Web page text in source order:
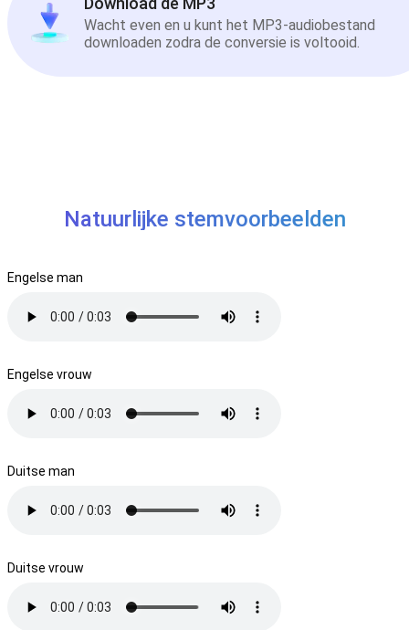
Wacht even en u kunt het MP3-audiobestand
downloaden zodra de conversie is voltooid.
Natuurlijke stemvoorbeelden
Engelse man
Engelse vrouw
Duitse man
Duitse vrouw